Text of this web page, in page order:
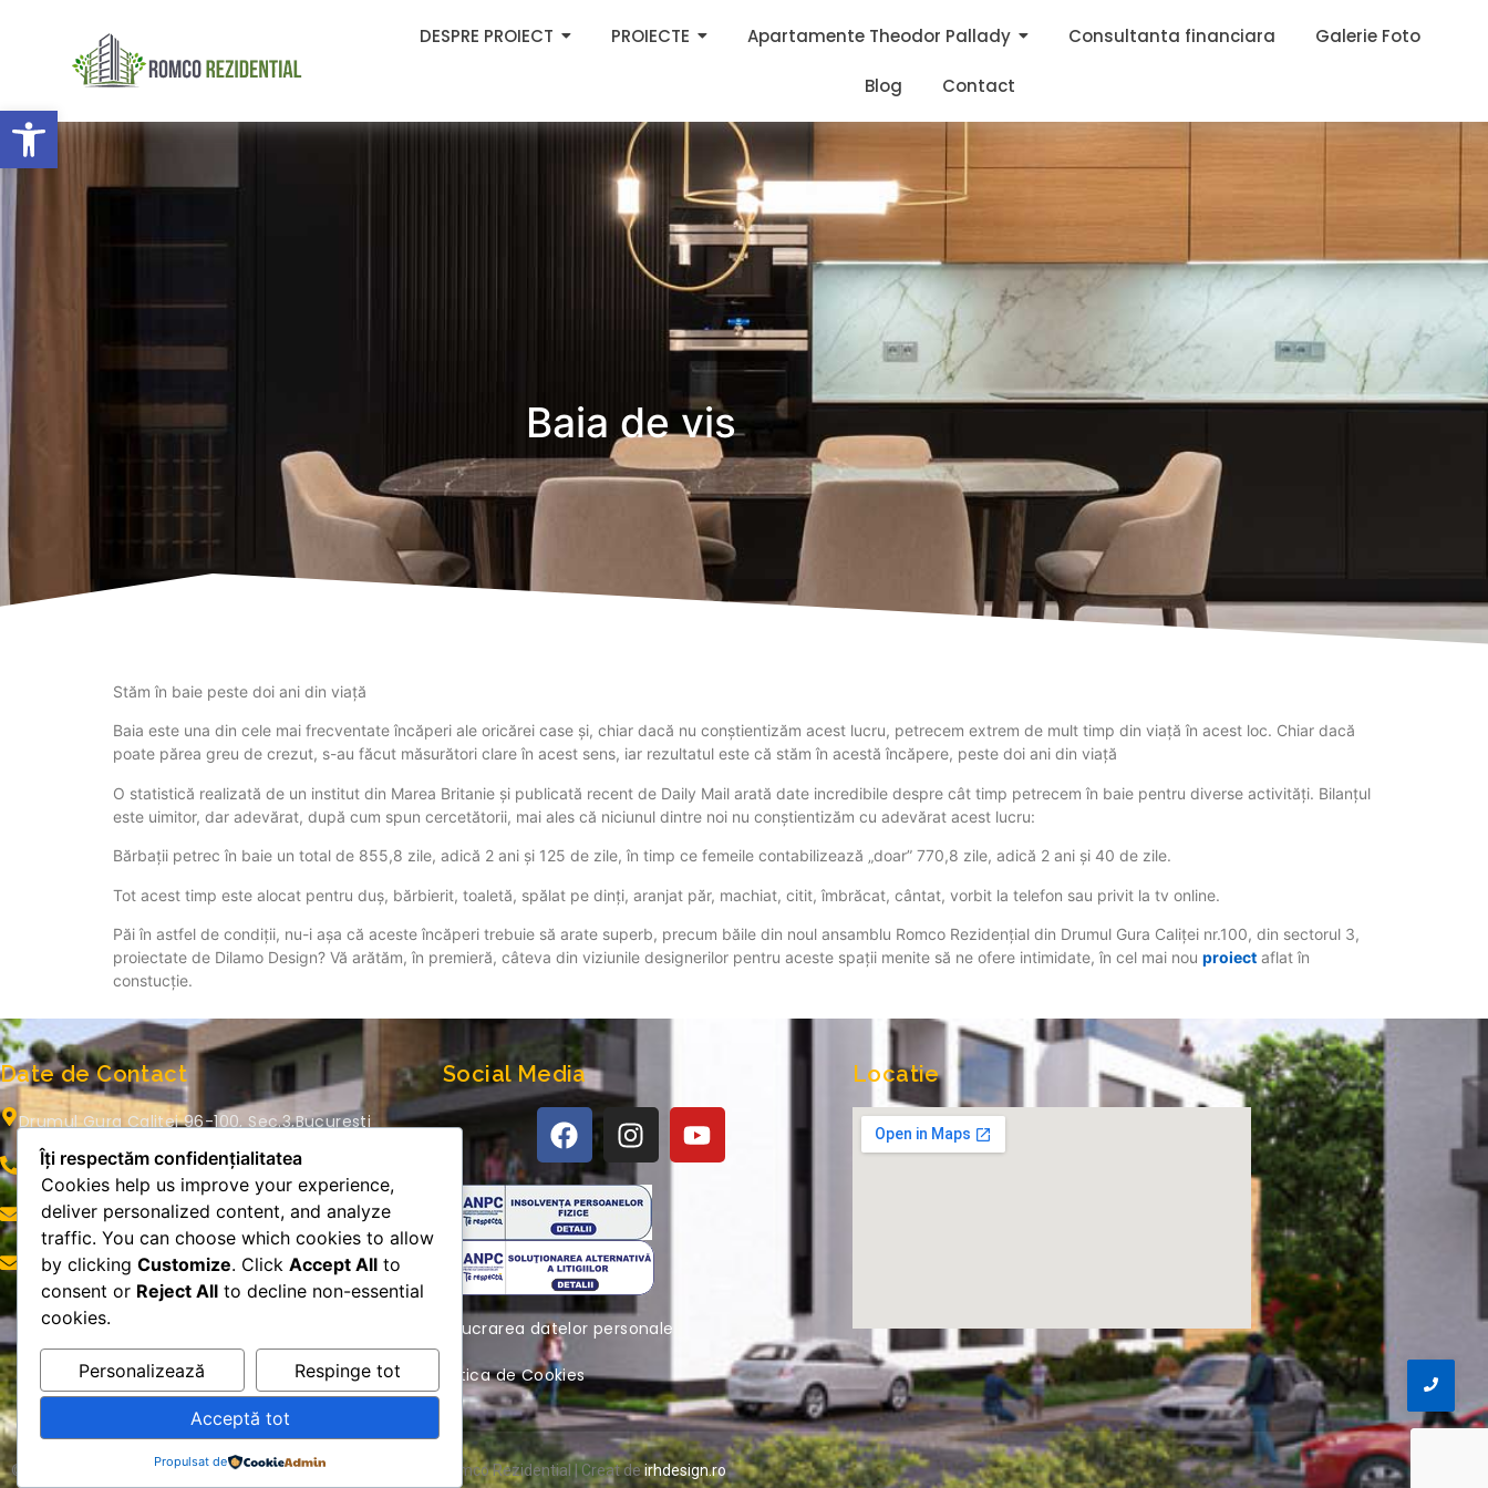
Deschide bara de unelte
DESPRE PROIECT PROIECTE Apartamente Theodor Pallady Consultanta financiara Galerie Foto
Blog Contact
Baia de vis
Stăm în baie peste doi ani din viață
Baia este una din cele mai frecventate încăperi ale oricărei case și, chiar dacă nu conștientizăm acest lucru, petrecem extrem de mult timp din viață în acest loc. Chiar dacă
poate părea greu de crezut, s-au făcut măsurători clare în acest sens, iar rezultatul este că stăm în acestă încăpere, peste doi ani din viață
O statistică realizată de un institut din Marea Britanie și publicată recent de Daily Mail arată date incredibile despre cât timp petrecem în baie pentru diverse activități. Bilanțul
este uimitor, dar adevărat, după cum spun cercetătorii, mai ales că niciunul dintre noi nu conștientizăm cu adevărat acest lucru:
Bărbații petrec în baie un total de 855,8 zile, adică 2 ani și 125 de zile, în timp ce femeile contabilizează „doar” 770,8 zile, adică 2 ani și 40 de zile.
Tot acest timp este alocat pentru duș, bărbierit, toaletă, spălat pe dinți, aranjat păr, machiat, citit, îmbrăcat, cântat, vorbit la telefon sau privit la tv online.
Păi în astfel de condiții, nu-i așa că aceste încăperi trebuie să arate superb, precum băile din noul ansamblu Romco Rezidențial din Drumul Gura Caliței nr.100, din sectorul 3,
proiectate de Dilamo Design? Vă arătăm, în premieră, câteva din viziunile designerilor pentru aceste spații menite să ne ofere intimidate, în cel mai nou proiect aflat în
constucție.
Date de Contact
Drumul Gura Calitei 96-100, Sec.3,Bucuresti
0722 650 335
office@romcorezidential.ro
adrian.saru@romcorezidential.ro
Social Media
Prelucrarea datelor personale
Politica de Cookies
Locatie
© Copyright 2018 – 2025 byComplex Rezidential Bucuresti – Romco Rezidential | Creat deirhdesign.ro
Îți respectăm confidențialitatea
Cookies help us improve your experience,
deliver personalized content, and analyze
traffic. You can choose which cookies to allow
by clicking Customize. Click Accept All to
consent or Reject All to decline non-essential
cookies.
Personalizează Respinge tot
Acceptă tot
Propulsat de